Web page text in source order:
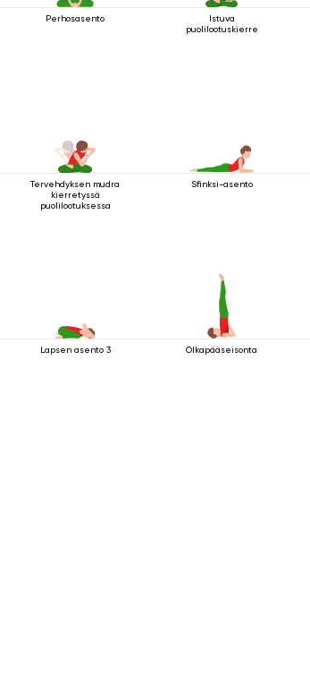
Perhosasento
Istuva
puolilootuskierre
Tervehdyksen mudra
kierretyssä
puolilootuksessa
Sfinksi-asento
Lapsen asento 3 Olkapääseisonta